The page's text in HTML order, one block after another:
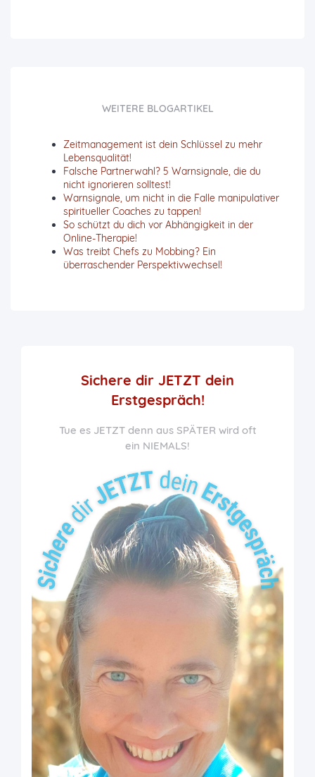
WEITERE BLOGARTIKEL
Zeitmanagement ist dein Schlüssel zu mehr
Lebensqualität!
Falsche Partnerwahl? 5 Warnsignale, die du
nicht ignorieren solltest!
Warnsignale, um nicht in die Falle manipulativer
spiritueller Coaches zu tappen!
So schützt du dich vor Abhängigkeit in der
Online-Therapie!
Was treibt Chefs zu Mobbing? Ein
überraschender Perspektivwechsel!
Sichere dir JETZT dein
Erstgespräch!
Tue es JETZT denn aus SPÄTER wird oft
ein NIEMALS!